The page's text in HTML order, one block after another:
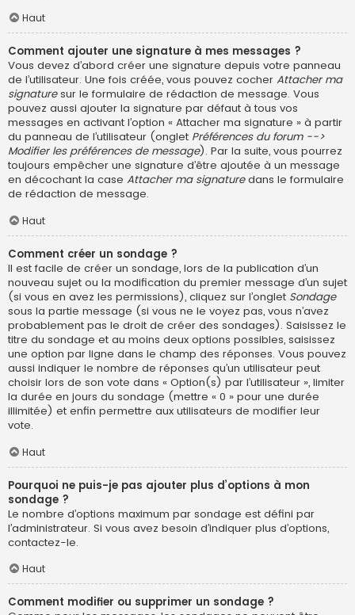
Haut
Comment ajouter une signature à mes messages ?
Vous devez d’abord créer une signature depuis votre panneau
de l’utilisateur. Une fois créée, vous pouvez cocher Attacher ma
signaturesur le formulaire de rédaction de message. Vous
pouvez aussi ajouter la signature par défaut à tous vos
messages en activant l’option « Attacher ma signature » à partir
du panneau de l’utilisateur (onglet Préférences du forum -->
Modifier les préférences de message). Par la suite, vous pourrez
toujours empêcher une signature d’être ajoutée à un message
en décochant la case Attacher ma signaturedans le formulaire
de rédaction de message.
Haut
Comment créer un sondage ?
Il est facile de créer un sondage, lors de la publication d’un
nouveau sujet ou la modification du premier message d’un sujet
(si vous en avez les permissions), cliquez sur l’onglet Sondage
sous la partie message (si vous ne le voyez pas, vous n’avez
probablement pas le droit de créer des sondages). Saisissez le
titre du sondage et au moins deux options possibles, saisissez
une option par ligne dans le champ des réponses. Vous pouvez
aussi indiquer le nombre de réponses qu’un utilisateur peut
choisir lors de son vote dans « Option(s) par l’utilisateur », limiter
la durée en jours du sondage (mettre « 0 » pour une durée
illimitée) et enfin permettre aux utilisateurs de modifier leur
vote.
Haut
Pourquoi ne puis-je pas ajouter plus d’options à mon
sondage ?
Le nombre d’options maximum par sondage est défini par
l’administrateur. Si vous avez besoin d’indiquer plus d’options,
contactez-le.
Haut
Comment modifier ou supprimer un sondage ?